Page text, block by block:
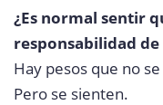
¿Es normal sentir
responsabilidad de
Hay pesos que no
Pero se sienten.